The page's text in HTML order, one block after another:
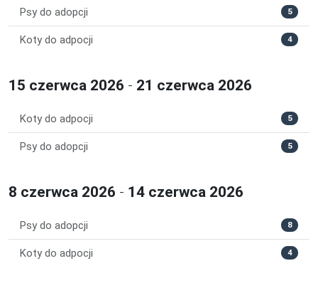
Psy do adopcji 5
Koty do adpocji 4
15 czerwca 2026 - 21 czerwca 2026
Koty do adpocji 5
Psy do adopcji 5
8 czerwca 2026 - 14 czerwca 2026
Psy do adopcji 8
Koty do adpocji 4